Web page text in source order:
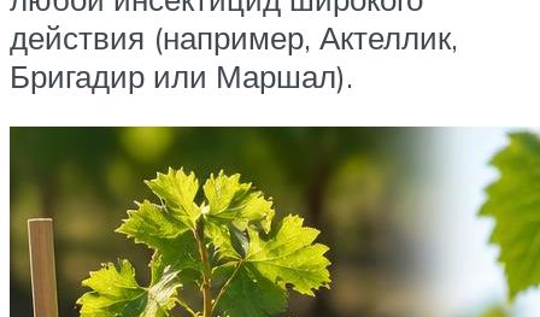
действия (например, Актеллик,
Бригадир или Маршал).